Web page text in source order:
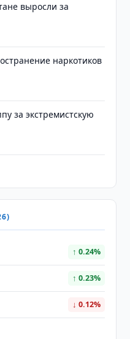
выросли за
наркотиков
за экстремистскую
↑ 0.24%
↑ 0.23%
↓ 0.12%